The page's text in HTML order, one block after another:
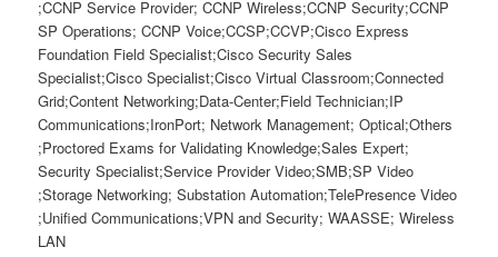
;CCNP Service Provider; CCNP Wireless;CCNP Security;CCNP
SP Operations; CCNP Voice;CCSP;CCVP;Cisco Express
Foundation Field Specialist;Cisco Security Sales
Specialist;Cisco Specialist;Cisco Virtual Classroom;Connected
Grid;Content Networking;Data-Center;Field Technician;IP
Communications;IronPort; Network Management; Optical;Others
;Proctored Exams for Validating Knowledge;Sales Expert;
Security Specialist;Service Provider Video;SMB;SP Video
;Storage Networking; Substation Automation;TelePresence Video
;Unified Communications;VPN and Security; WAASSE; Wireless
LAN